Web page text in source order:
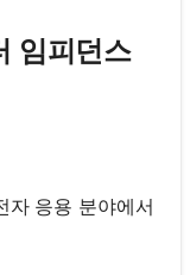
임피던스
자 응용 분야에서